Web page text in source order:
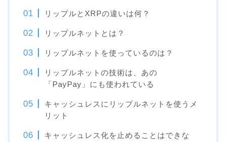
リップルとXRPの違いは何？
リップルネットとは？
リップルネットを使っているのは？
リップルネットの技術は、あの
「PayPay」にも使われている
キャッシュレスにリップルネットを使うメ
リット
キャッシュレス化を止めることはできな